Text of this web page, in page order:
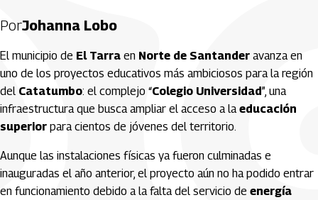
PorJohanna Lobo
El municipio de El Tarra en Norte de Santander avanza en
uno de los proyectos educativos más ambiciosos para la región
del Catatumbo: el complejo “Colegio Universidad”, una
infraestructura que busca ampliar el acceso a laeducación
superior para cientos de jóvenes del territorio.
Aunque las instalaciones físicas ya fueron culminadas e
inauguradas el año anterior, el proyecto aún no ha podido entrar
en funcionamiento debido a la falta del servicio de energía